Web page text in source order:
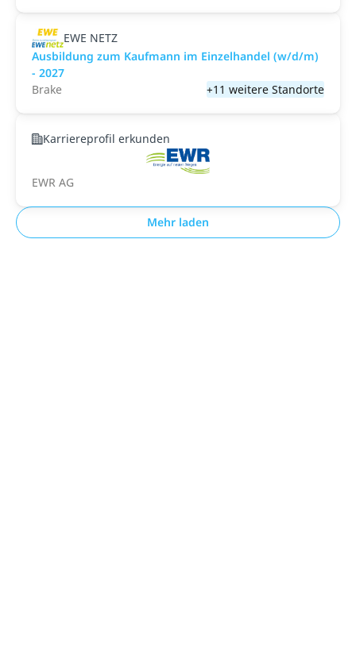
EWE NETZ
Ausbildung zum Kaufmann im Einzelhandel (w/d/m)
- 2027
Brake
+11 weitere Standorte
Karriereprofil erkunden
EWR AG
Mehr laden